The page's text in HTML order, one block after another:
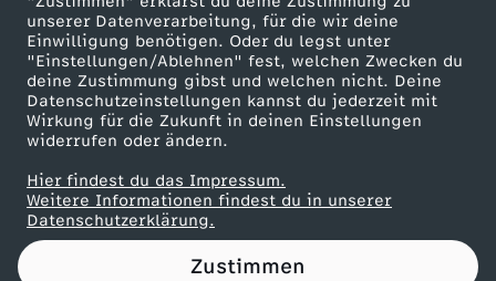
unserer Datenverarbeitung, für die wir deine
Einwilligung benötigen. Oder du legst unter
"Einstellungen/Ablehnen" fest, welchen Zwecken du
deine Zustimmung gibst und welchen nicht. Deine
Datenschutzeinstellungen kannst du jederzeit mit
Wirkung für die Zukunft in deinen Einstellungen
widerrufen oder ändern.
Hier findest du das Impressum.
Weitere Informationen findest du in unserer
Datenschutzerklärung.
Zustimmen
p
r
ä
c
h
Mainzelmännchen
Partner